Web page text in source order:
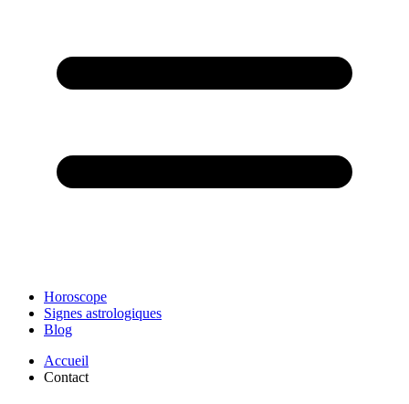
Horoscope
Signes astrologiques
Blog
Accueil
Contact